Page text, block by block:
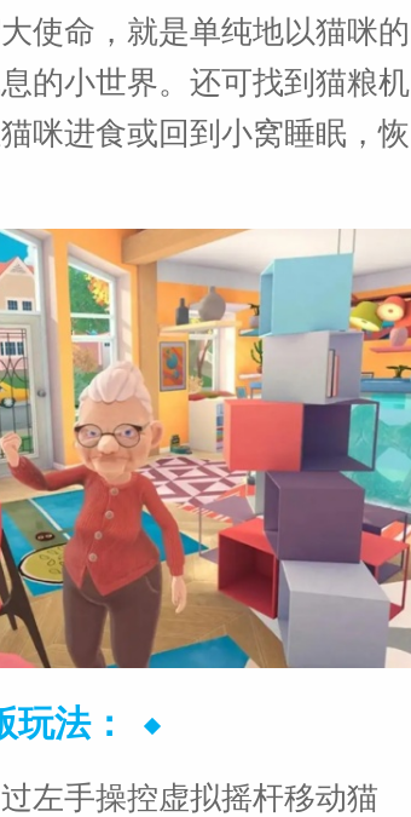
使命，就是单纯地以猫咪的
的小世界。还可找到猫粮机
咪进食或回到小窝睡眠，恢
玩法：
左手操控虚拟摇杆移动猫